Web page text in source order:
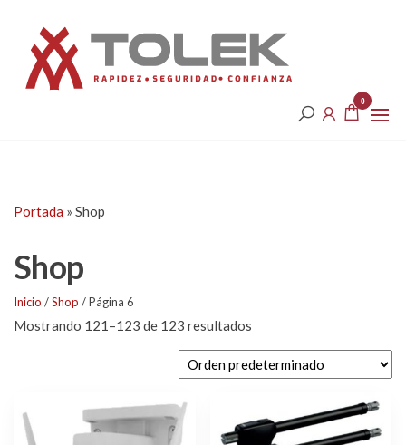
contenido
0
Portada » Shop
Shop
Inicio /Shop / Página 6
Mostrando 121–123 de 123 resultados